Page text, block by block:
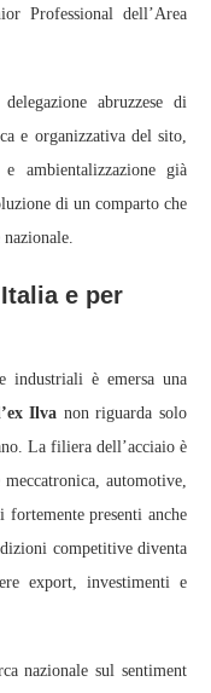
Professional dell’Area
abruzzese di
e organizzativa del sito,
ambientalizzazione già
di un comparto che
e per
industriali è emersa una
Ilva non riguarda solo
La filiera dell’acciaio è
automotive,
fortemente presenti anche
competitive diventa
export, investimenti e
nazionale sul sentiment